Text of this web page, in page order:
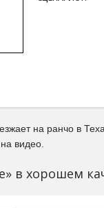
на ранчо в
видео.
в хорошем